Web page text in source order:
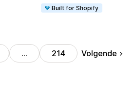
Built for Shopify
… 214 Volgende